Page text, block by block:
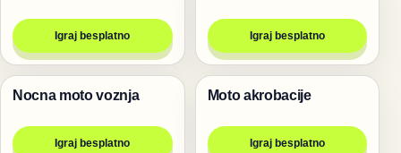
Igraj besplatno Igraj besplatno
Trke
Nocna moto voznja
Igraj besplatno
Trke
Moto akrobacije
Igraj besplatno